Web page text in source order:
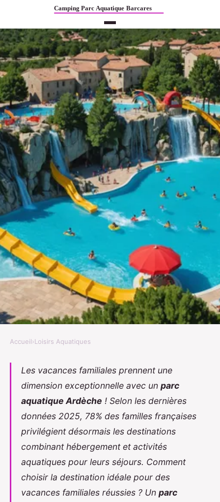
LOISIRS AQUATIQUES
Les parcs aquatiques en ardèche
: infos et conseils pour les
familles avec le camping le
pommier
Yann•17 février 2026•14 min de lecture
Accueil›Loisirs Aquatiques
Les vacances familiales prennent une
dimension exceptionnelle avec un parc
aquatique Ardèche ! Selon les dernières
données 2025, 78% des familles françaises
privilégient désormais les destinations
combinant hébergement et activités
aquatiques pour leurs séjours. Comment
choisir la destination idéale pour des
vacances familiales réussies ? Un parc